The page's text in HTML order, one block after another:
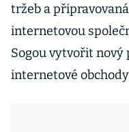
tržeb a
internetovou
Sogou vytvořit
internetové